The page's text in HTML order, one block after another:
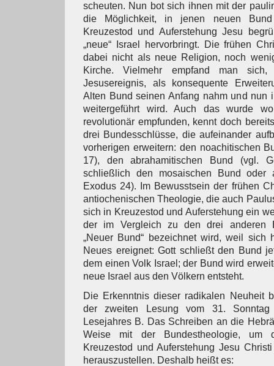
scheuten. Nun bot sich ihnen mit der
die Möglichkeit, in jenen neuen
Kreuzestod und Auferstehung Jesu
„neue“ Israel hervorbringt. Die frühen
dabei nicht als neue Religion, noch
Kirche. Vielmehr empfand man
Jesusereignis, als konsequente
Alten Bund seinen Anfang nahm und nun
weitergeführt wird. Auch das wurde
revolutionär empfunden, kennt doch
drei Bundesschlüsse, die aufeinander
vorherigen erweitern: den noachitischen
17), den abrahamitischen Bund (vgl.
schließlich den mosaischen Bund oder
Exodus 24). Im Bewusstsein der frühen
antiochenischen Theologie, die auch
sich in Kreuzestod und Auferstehung ein
der im Vergleich zu den drei anderen
„Neuer Bund“ bezeichnet wird, weil sich
Neues ereignet: Gott schließt den Bund
dem einen Volk Israel; der Bund wird
neue Israel aus den Völkern entsteht.
Die Erkenntnis dieser radikalen Neuheit
der zweiten Lesung vom 31.
Lesejahres B. Das Schreiben an die
Weise mit der Bundestheologie,
Kreuzestod und Auferstehung Jesu
herauszustellen. Deshalb heißt es: